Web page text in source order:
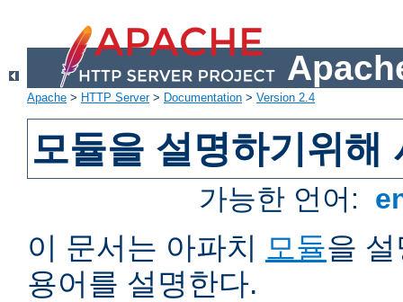
Apache > HTTP Server> Documentation > Version 2.4
모듈을 설명하기위해
가능한 언어:
이 문서는 아파치 모듈을
용어를 설명한다.